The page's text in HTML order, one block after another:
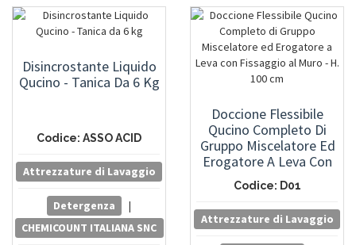
Disincrostante Liquido
Qucino - Tanica Da 6 Kg
Codice: ASSO ACID
Attrezzature di Lavaggio
Detergenza
|
CHEMICOUNT ITALIANA SNC
Doccione Flessibile
Qucino Completo Di
Gruppo Miscelatore Ed
Erogatore A Leva Con
Fissaggio Al Muro - H.
100 Cm
Codice: D01
Attrezzature di Lavaggio